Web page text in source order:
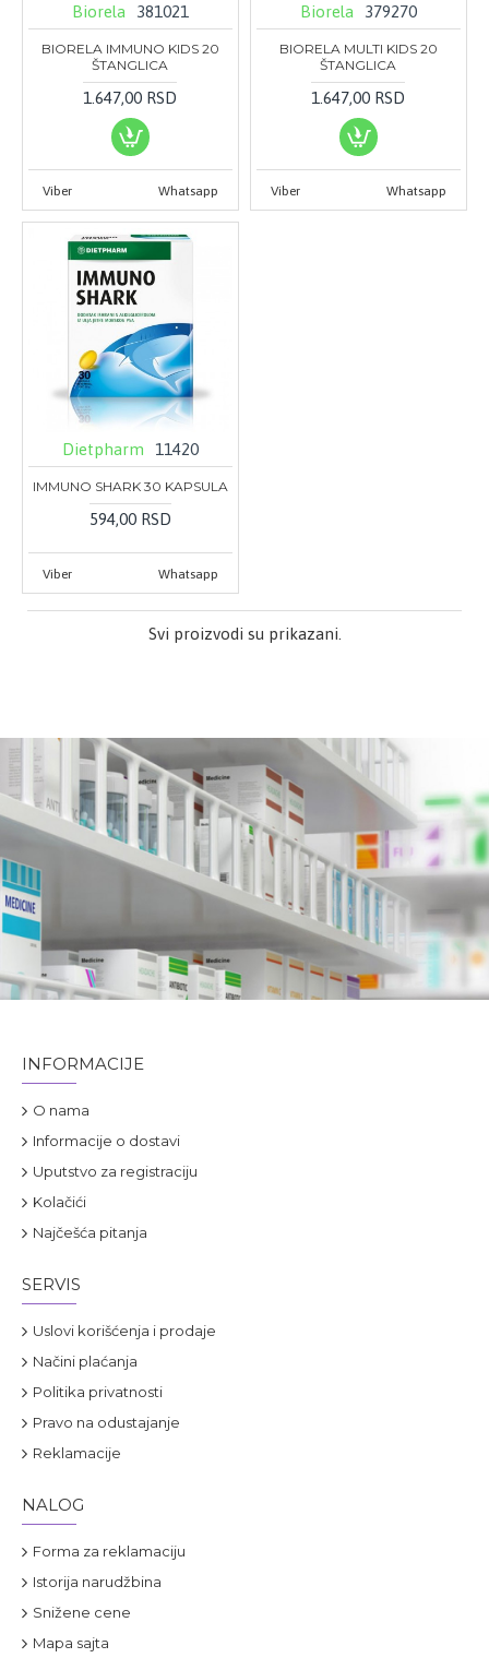
Biorela 381021
BIORELA IMMUNO KIDS 20
ŠTANGLICA
1.647,00 RSD
Viber Whatsapp
Biorela 379270
BIORELA MULTI KIDS 20
ŠTANGLICA
1.647,00 RSD
Viber Whatsapp
Dietpharm 11420
IMMUNO SHARK 30 KAPSULA
594,00 RSD
Viber Whatsapp
Svi proizvodi su prikazani.
INFORMACIJE
O nama
Informacije o dostavi
Uputstvo za registraciju
Kolačići
Najčešća pitanja
SERVIS
Uslovi korišćenja i prodaje
Načini plaćanja
Politika privatnosti
Pravo na odustajanje
Reklamacije
NALOG
Forma za reklamaciju
Istorija narudžbina
Snižene cene
Mapa sajta